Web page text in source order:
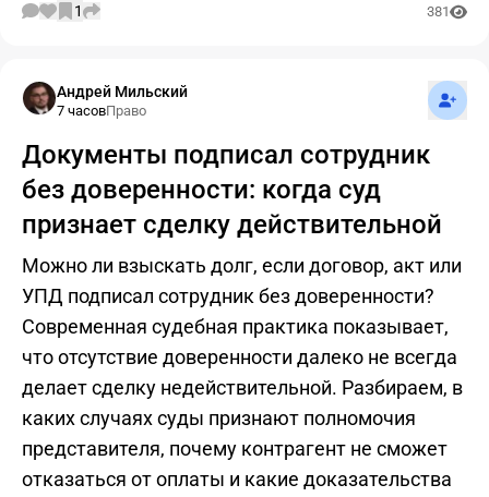
1 381
Андрей Мильский
7 часовПраво
Документы подписал сотрудник
без доверенности: когда суд
признает сделку действительной
Можно ли взыскать долг, если договор, акт или
УПД подписал сотрудник без доверенности?
Современная судебная практика показывает,
что отсутствие доверенности далеко не всегда
делает сделку недействительной. Разбираем, в
каких случаях суды признают полномочия
представителя, почему контрагент не сможет
отказаться от оплаты и какие доказательства